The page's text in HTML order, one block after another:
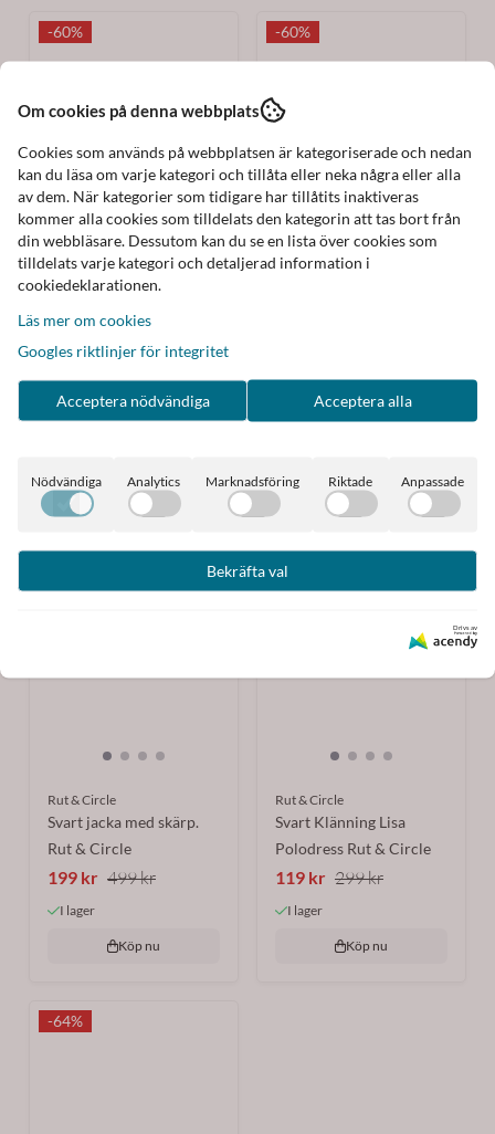
-60%
Rut & Circle
Svart jacka med skärp.
Rut & Circle
199 kr 499 kr
I lager
Köp nu
-60%
Rut & Circle
Svart Klänning Lisa
Polodress Rut & Circle
119 kr 299 kr
I lager
Köp nu
-64%
Om cookies på denna webbplats
Cookies som används på webbplatsen är kategoriserade och nedan
kan du läsa om varje kategori och tillåta eller neka några eller alla
av dem. När kategorier som tidigare har tillåtits inaktiveras
kommer alla cookies som tilldelats den kategorin att tas bort från
din webbläsare. Dessutom kan du se en lista över cookies som
tilldelats varje kategori och detaljerad information i
cookiedeklarationen.
Läs mer om cookies
Googles riktlinjer för integritet
Acceptera nödvändiga Acceptera alla
Nödvändiga Analytics Marknadsföring Riktade Anpassade
Bekräfta val
Drivs av